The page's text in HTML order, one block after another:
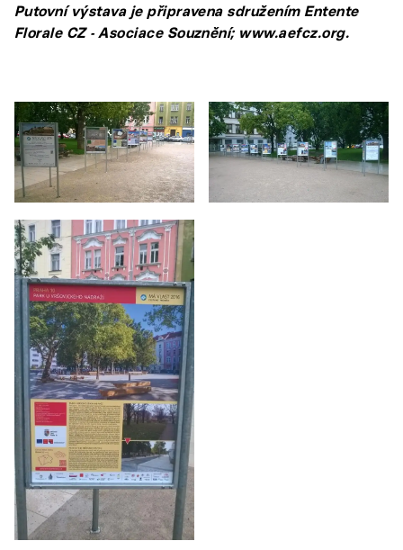
Putovní výstava je připravena sdružením Entente
Florale CZ - Asociace Souznění; www.aefcz.org.